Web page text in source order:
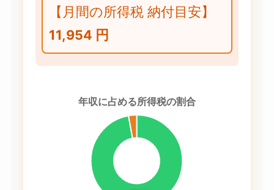
【月間の所得税 納付目安】
11,954 円